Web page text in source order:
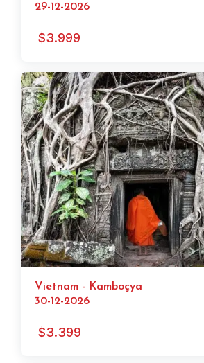
29-12-2026
$3.999
Vietnam - Kamboçya
30-12-2026
$3.399